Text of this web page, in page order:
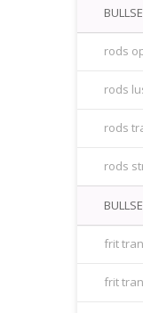
rods
rods
rods
rods
frit
frit